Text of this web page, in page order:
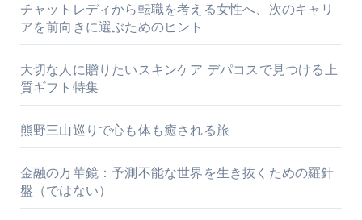
チャットレディから転職を考える女性へ、次のキャリ
アを前向きに選ぶためのヒント
大切な人に贈りたいスキンケア デパコスで見つける上
質ギフト特集
熊野三山巡りで心も体も癒される旅
金融の万華鏡：予測不能な世界を生き抜くための羅針
盤（ではない）